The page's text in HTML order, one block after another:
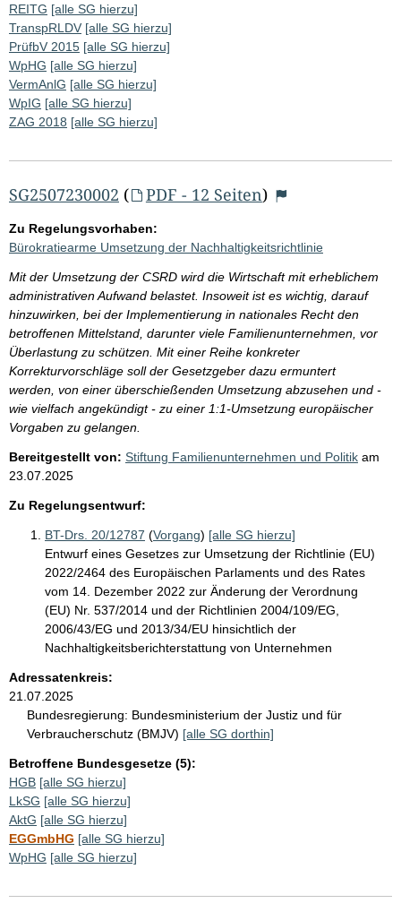
REITG [alle SG hierzu]
TranspRLDV [alle SG hierzu]
PrüfbV 2015 [alle SG hierzu]
WpHG [alle SG hierzu]
VermAnlG [alle SG hierzu]
WpIG [alle SG hierzu]
ZAG 2018 [alle SG hierzu]
SG2507230002 ( PDF - 12 Seiten)
Zu Regelungsvorhaben:
Bürokratiearme Umsetzung der Nachhaltigkeitsrichtlinie
Mit der Umsetzung der CSRD wird die Wirtschaft mit erheblichem
administrativen Aufwand belastet. Insoweit ist es wichtig, darauf
hinzuwirken, bei der Implementierung in nationales Recht den
betroffenen Mittelstand, darunter viele Familienunternehmen, vor
Überlastung zu schützen. Mit einer Reihe konkreter
Korrekturvorschläge soll der Gesetzgeber dazu ermuntert
werden, von einer überschießenden Umsetzung abzusehen und -
wie vielfach angekündigt - zu einer 1:1-Umsetzung europäischer
Vorgaben zu gelangen.
Bereitgestellt von: Stiftung Familienunternehmen und Politik am
23.07.2025
Zu Regelungsentwurf:
BT-Drs. 20/12787 (Vorgang) [alle SG hierzu]
Entwurf eines Gesetzes zur Umsetzung der Richtlinie (EU)
2022/2464 des Europäischen Parlaments und des Rates
vom 14. Dezember 2022 zur Änderung der Verordnung
(EU) Nr. 537/2014 und der Richtlinien 2004/109/EG,
2006/43/EG und 2013/34/EU hinsichtlich der
Nachhaltigkeitsberichterstattung von Unternehmen
Adressatenkreis:
21.07.2025
Bundesregierung: Bundesministerium der Justiz und für
Verbraucherschutz (BMJV) [alle SG dorthin]
Betroffene Bundesgesetze (5):
HGB [alle SG hierzu]
LkSG [alle SG hierzu]
AktG [alle SG hierzu]
EGGmbHG [alle SG hierzu]
WpHG [alle SG hierzu]